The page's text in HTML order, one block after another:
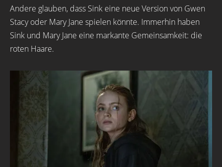
Andere glauben, dass Sink eine neue Version von Gwen
Stacy oder Mary Jane spielen könnte. Immerhin haben
Sink und Mary Jane eine markante Gemeinsamkeit: die
roten Haare.